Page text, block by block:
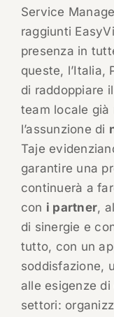
Service
raggiunti
presenza in
queste, l’Italia,
di raddoppiare
team locale già
l’assunzione di
Taje
garantire una
continuerà a
con i partner,
di sinergie e
tutto, con un
soddisfazione,
alle esigenze
settori: